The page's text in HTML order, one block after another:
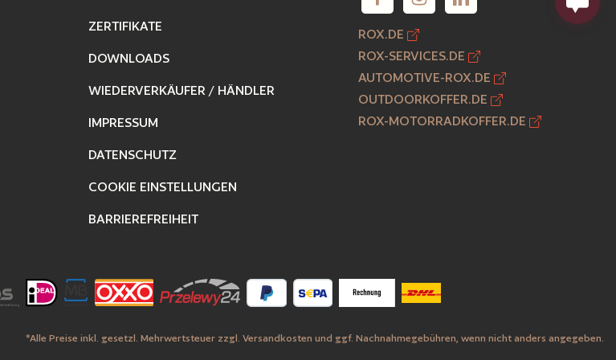
ZERTIFIKATE
DOWNLOADS
WIEDERVERKÄUFER / HÄNDLER
IMPRESSUM
DATENSCHUTZ
COOKIE EINSTELLUNGEN
BARRIEREFREIHEIT
ROX.DE
ROX-SERVICES.DE
AUTOMOTIVE-ROX.DE
OUTDOORKOFFER.DE
ROX-MOTORRADKOFFER.DE
*Alle Preise inkl. gesetzl. Mehrwertsteuer zzgl. Versandkosten und ggf. Nachnahmegebühren, wenn nicht anders angegeben.